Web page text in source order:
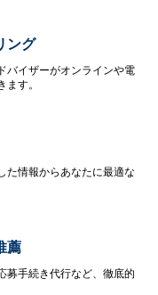
ング
バイザーがオンラインや電
す。
た情報からあなたに最適な
薦
募手続き代行など、徹底的